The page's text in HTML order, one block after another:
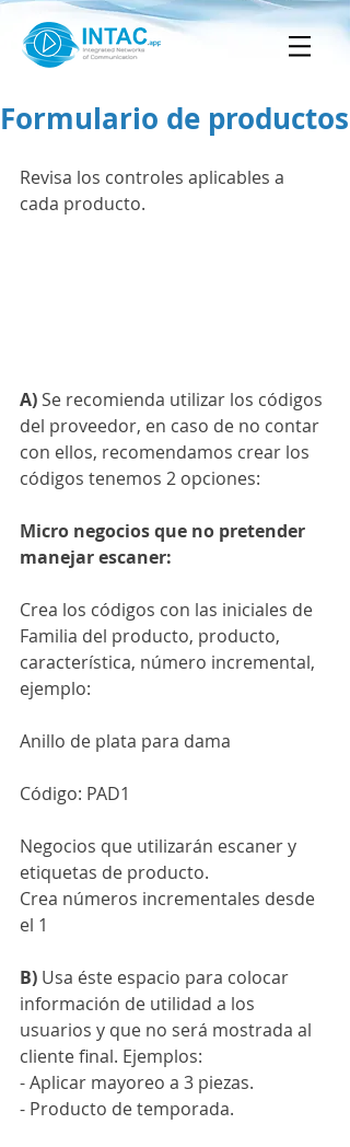
Formulario de productos
Revisa los controles aplicables a
cada producto.
A) Se recomienda utilizar los códigos
del proveedor, en caso de no contar
con ellos, recomendamos crear los
códigos tenemos 2 opciones:
Micro negocios que no pretender
manejar escaner:
Crea los códigos con las iniciales de
Familia del producto, producto,
característica, número incremental,
ejemplo:
Anillo de plata para dama
Código: PAD1
Negocios que utilizarán escaner y
etiquetas de producto.
Crea números incrementales desde
el 1
B) Usa éste espacio para colocar
información de utilidad a los
usuarios y que no será mostrada al
cliente final. Ejemplos:
- Aplicar mayoreo a 3 piezas.
- Producto de temporada.